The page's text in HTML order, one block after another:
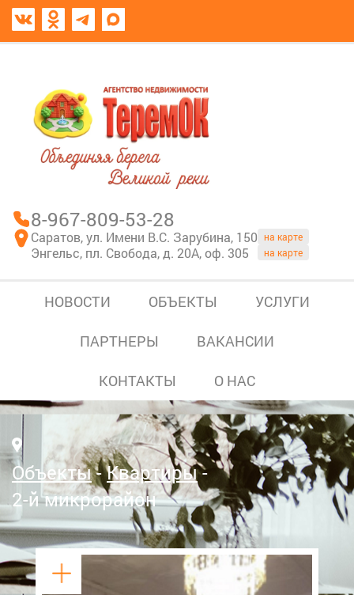
8-967-809-53-28
Саратов, ул. Имени В.С. Зарубина, 150 на карте
Энгельс, пл. Свобода, д. 20А, оф. 305 на карте
НОВОСТИ ОБЪЕКТЫ УСЛУГИ
ПАРТНЕРЫ ВАКАНСИИ
КОНТАКТЫ О НАС
Объекты Квартиры
2-й микрорайон